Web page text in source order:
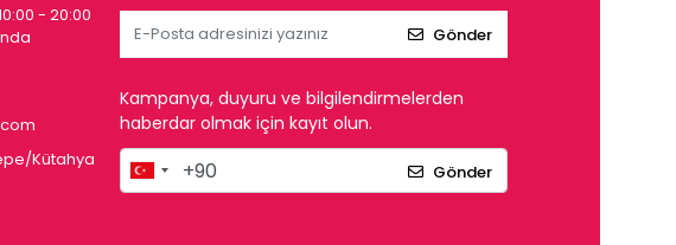
- 20:00
Kütahya
Gönder
Kampanya, duyuru ve bilgilendirmelerden
haberdar olmak için kayıt olun.
Gönder